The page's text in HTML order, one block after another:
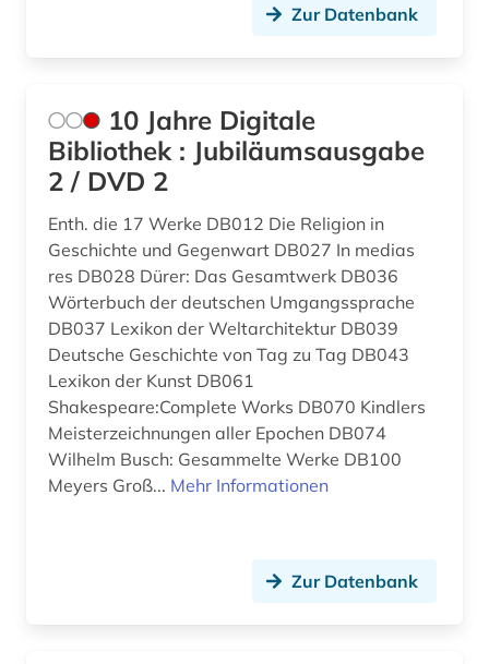
berliner nationaltheater (1)
berliner zeitung (1)
bernard (1)
bestandsverzeichnis (1)
betriebsführung (1)
betriebsorganisation (1)
betriebswirtschaft (2)
betriebswirtschaftslehre (1)
Osteuropa (1)
Polen (4)
Russland, Sowjetunion (10)
Schweden (3)
Schweiz (14)
Skandinavien (1)
Spanien (3)
Suedamerika (6)
Suedasien (1)
Tschechische Republik (1)
Zur Datenbank
10 Jahre Digitale
Bibliothek : Jubiläumsausgabe
2 / DVD 2
Enth. die 17 Werke DB012 Die Religion in
Geschichte und Gegenwart DB027 In medias
res DB028 Dürer: Das Gesamtwerk DB036
Wörterbuch der deutschen Umgangssprache
DB037 Lexikon der Weltarchitektur DB039
Deutsche Geschichte von Tag zu Tag DB043
Lexikon der Kunst DB061
Shakespeare:Complete Works DB070 Kindlers
Meisterzeichnungen aller Epochen DB074
Wilhelm Busch: Gesammelte Werke DB100
Meyers Groß... Mehr Informationen
Zur Datenbank